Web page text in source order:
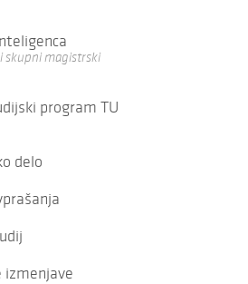
skupni magistrski
program TU
delo
izmenjave